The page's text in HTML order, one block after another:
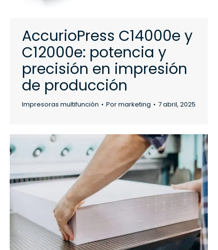
AccurioPress C14000e y
C12000e: potencia y
precisión en impresión
de producción
Impresoras multifunción Pormarketing 7 abril, 2025